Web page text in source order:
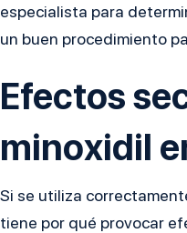
especialista para
un buen procedimiento
Efectos
minoxidil
Si se utiliza
tiene por qué provocar